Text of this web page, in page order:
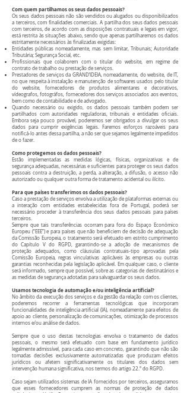
Com quem partilhamos os seus dados pessoais?
Os seus dados pessoais não são vendidos ou alugados ou disponibilizados
a terceiros, com finalidades comerciais. A partilha dos seus dados pessoais
com terceiros, de acordo com as disposições contratuais e legais em vigor,
está restrita às situações abaixo, sendo que apenas partilharemos os dados
estritamente necessários às finalizadas exigidas:
Entidades públicas nomeadamente, mas sem limitar, Tribunais; Autoridade
Tributária; Segurança Social, etc.
Profissionais que colaborem com o titular do website, em regime de
contrato de trabalho ou prestação de serviços.
Prestadores de serviços da GRAND’IDEIA, nomeadamente, do website, de IT,
no que respeita à instalação e manutenção de softwares usados pelo titular
do website, fornecedores de produtos alimentares e decorativos,
vídeografos, fotográfos, fornecedores dos serviços associados aos eventos,
bem como de contabilidade e de advogado.
Quando necessário ou exigido, os dados pessoais também podem ser
partilhados com autoridades reguladoras, tribunais e entidades oficiais.
Embora seja pouco provável, poderemos ser obrigados a divulgar os seus
dados para cumprir exigências legais. Faremos esforços razoáveis para
notificá-lo antes dessa partilha, a não ser que sejamos legalmente impedidos
de o fazer.
Como protegemos os dados pessoais?
Estão implementadas as medidas lógicas, físicas, organizativas e de
segurança adequadas, necessárias e suficientes para proteger os seus dados
pessoais contra a destruição, a perda, a alteração, a difusão, o acesso não
autorizado ou qualquer outra forma de tratamento acidental ou ilícito.
Para que países transferimos os dados pessoais?
Caso a prestação de serviços envolva a utilização de plataformas externas ou
a interação com entidades estabelecidas fora de Portugal, poderá ser
necessário proceder à transferência dos seus dados pessoais para países
terceiros.
Sempre que tais transferências ocorram para fora do Espaço Económico
Europeu (“EEE”) e para países que não beneficiem de decisão de adequação
da Comissão Europeia, o tratamento será efetuado em estrito cumprimento
do Capítulo V do RGPD, garantindo-se a adoção de mecanismos de
proteção adequados, como cláusulas contratuais-tipo aprovadas pela
Comissão Europeia, regras vinculativas aplicáveis às empresas ou outras
garantias reconhecidas pela legislação aplicável. Em qualquer caso, o cliente
será informado, sempre que possível, sobre as categorias de destinatários e
as medidas de segurança adotadas para salvaguardar os seus dados.
Usamos tecnologia de automação e/ou inteligência artificial?
No âmbito da execução dos serviços e da gestão da relação com os clientes,
poderemos recorrer a ferramentas tecnológicas que incorporam
funcionalidades de inteligência artificial (IA), nomeadamente para efeitos de
apoio ao cliente, personalização de comunicações, otimização de processos
internos e/ou análise de dados.
Sempre que o uso destas tecnologias envolva o tratamento de dados
pessoais, o mesmo será efetuado com base em fundamento jurídico
legalmente admissível, para cada caso em concreto, garantindo que não são
tomadas decisões exclusivamente automatizadas que produzam efeitos
jurídicos ou afetem significativamente os titulares dos dados sem
intervenção humana significativa, nos termos do artigo 22.º do RGPD.
Caso sejam utilizados sistemas de IA fornecidos por terceiros, asseguramos
que esses fornecedores cumprem as normas de proteção de dados